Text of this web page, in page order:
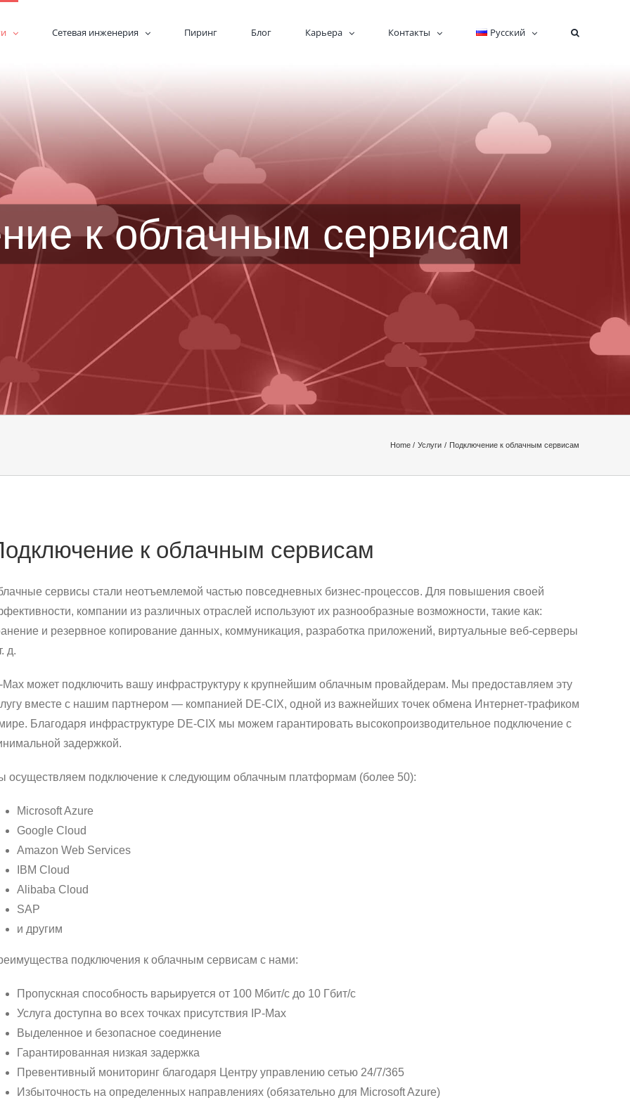
Сетевая инженерия Пиринг Блог Карьера Контакты Русский
к облачным сервисам
Home Услуги Подключение к облачным сервисам
к облачным сервисам
сервисы стали неотъемлемой частью повседневных бизнес-процессов. Для повышения своей
компании из различных отраслей используют их разнообразные возможности, такие как:
и резервное копирование данных, коммуникация, разработка приложений, виртуальные веб-серверы
д.
Max может подключить вашу инфраструктуру к крупнейшим облачным провайдерам. Мы предоставляем эту
вместе с нашим партнером — компанией DE-CIX, одной из важнейших точек обмена Интернет-трафиком
Благодаря инфраструктуре DE-CIX мы можем гарантировать высокопроизводительное подключение с
задержкой.
осуществляем подключение к следующим облачным платформам (более 50):
Microsoft Azure
Google Cloud
Amazon Web Services
IBM Cloud
Alibaba Cloud
SAP
и другим
подключения к облачным сервисам с нами:
Пропускная способность варьируется от 100 Мбит/с до 10 Гбит/с
Услуга доступна во всех точках присутствия IP-Max
Выделенное и безопасное соединение
Гарантированная низкая задержка
Превентивный мониторинг благодаря Центру управлению сетью 24/7/365
Избыточность на определенных направлениях (обязательно для Microsoft Azure)